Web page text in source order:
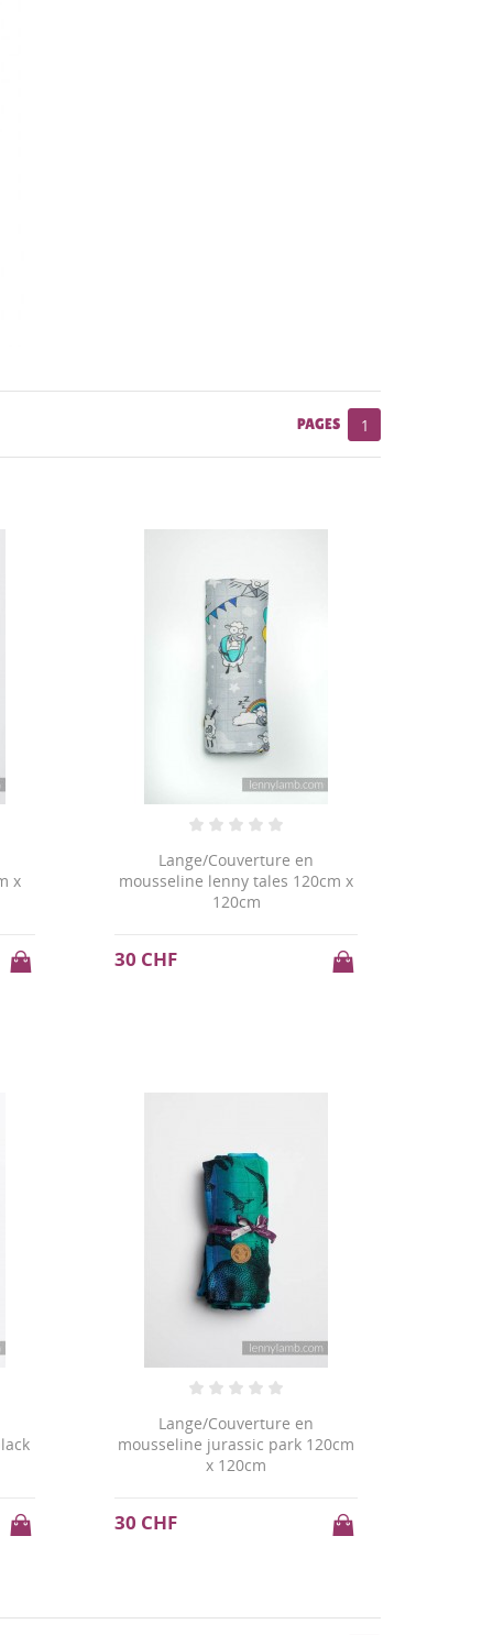
PAGES 1
x
Lange/Couverture en
mousseline lenny tales 120cm x
120cm
30 CHF
Lange/Couverture en
mousseline jurassic park 120cm
x 120cm
30 CHF